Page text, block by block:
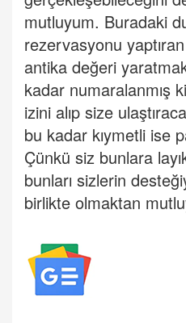
mutluyum. Buradaki
rezervasyonu
antika değeri
kadar numaralanmış
izini alıp size
bu kadar kıymetli ise
Çünkü siz bunlara
bunları sizlerin
birlikte olmaktan